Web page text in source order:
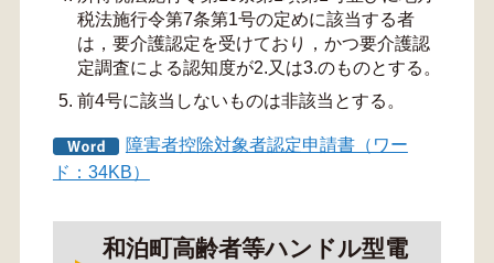
税法施行令第7条第1号の定めに該当する者
は，要介護認定を受けており，かつ要介護認
定調査による認知度が2.又は3.のものとする。
前4号に該当しないものは非該当とする。
障害者控除対象者認定申請書（ワー
ド：34KB）
和泊町高齢者等ハンドル型電